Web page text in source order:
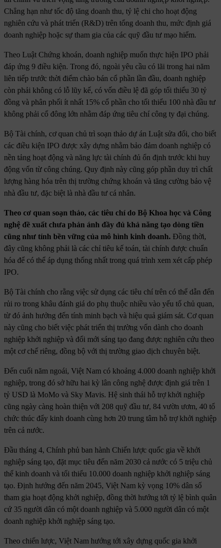
Chẳng hạn như tốc độ tăng doanh thu, tỷ lệ chi cho hoạt động
nghiên cứu và phát triển (R&D) trên tổng doanh thu, mức định giá
doanh nghiệp hoặc sự tham gia của các quỹ đầu tư mạo hiểm.
Theo Luật Chứng khoán, doanh nghiệp muốn thực hiện IPO phải
đáp ứng 9 điều kiện. Trong đó, ngoài yêu cầu có lãi trong hai năm
liên tiếp trước thời điểm chào bán cổ phần lần đầu, doanh nghiệp
còn phải không có lỗ lũy kế, có vốn điều lệ đã góp tối thiểu 30 tỷ
đồng và phân phối ít nhất 15% cổ phần cho tối thiểu 100 nhà đầu tư
không phải cổ đông lớn nhằm đáp ứng tiêu chí công ty đại chúng.
Bộ Tài chính, cơ quan chủ trì soạn thảo dự án Luật sửa đổi, cho biết
các điều kiện IPO được xây dựng nhằm bảo đảm doanh nghiệp có
nền tảng hoạt động và năng lực tài chính đủ ổn định trước khi huy
động vốn từ công chúng. Quy định này cũng góp phần duy trì chất
lượng hàng hóa trên thị trường chứng khoán và tăng cường bảo vệ
nhà đầu tư, đặc biệt là nhà đầu tư cá nhân.
Theo cơ quan soạn thảo, các tiêu chí do Bộ Khoa học và Công
nghệ đề xuất chưa phản ánh đầy đủ khả năng tạo dòng tiền
cũng như tính bền vững của mô hình kinh doanh. Đồng thời,
đây cũng không phải là các chỉ tiêu kế toán, tài chính được chuẩn
hóa để có thể áp dụng thống nhất trong quá trình xem xét cấp phép
IPO.
Bộ Tài chính cho rằng việc sử dụng các tiêu chí trên có thể dẫn đến
rủi ro trong khâu đánh giá do phụ thuộc nhiều vào yếu tố chủ quan,
từ đó ảnh hưởng đến tính minh bạch và hiệu quả giám sát. Cơ quan
này cũng cho biết việc phát triển thị trường vốn dành cho doanh
nghiệp khởi nghiệp và đổi mới sáng tạo đang được nghiên cứu theo
một cơ chế riêng, đồng bộ với thị trường giao dịch chuyên biệt.
Đến cuối năm ngoái, Việt Nam có khoảng 4.000 doanh nghiệp khởi
nghiệp, trong đó sở hữu hai kỳ lân công nghệ được định giá trên 1
tỷ USD là MoMo và Sky Mavis. Hệ sinh thái hỗ trợ khởi nghiệp
cũng ngày càng hoàn thiện với 208 quỹ đầu tư, 84 vườn ươm, 40 tổ
chức thúc đẩy kinh doanh cùng hơn 20 trung tâm hỗ trợ khởi nghiệp
trên cả nước.
Đầu tháng 4, Chính phủ ban hành Chiến lược quốc gia về khởi
nghiệp sáng tạo, đặt mục tiêu đến năm 2030 cả nước có 5 triệu chủ
thể kinh doanh và tối thiểu 10.000 doanh nghiệp khởi nghiệp sáng
tạo. Định hướng đến năm 2045, Việt Nam kỳ vọng 10% dân số
tham gia hoạt động khởi nghiệp, đồng thời hướng tới tỷ lệ bình quân
cứ 35 người dân có một doanh nghiệp và 5.000 người dân có một
doanh nghiệp khởi nghiệp sáng tạo.
Theo chiến lược, Việt Nam hướng tới xây dựng quốc gia khởi